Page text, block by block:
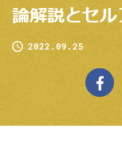
論解説とセル
2022.09.25